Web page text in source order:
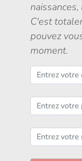
C'est
pouvez
moment.